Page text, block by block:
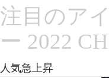
注目のア
ー 2022
人気急上昇